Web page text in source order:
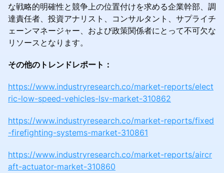
な戦略的明確性と競争上の位置付けを求める企業幹部、調
達責任者、投資アナリスト、コンサルタント、サプライチ
ェーンマネージャー、および政策関係者にとって不可欠な
リソースとなります。
その他のトレンドレポート：
https://www.industryresearch.co/market-reports/elect
ric-low-speed-vehicles-lsv-market-310862
https://www.industryresearch.co/market-reports/fixed
-firefighting-systems-market-310861
https://www.industryresearch.co/market-reports/aircr
aft-actuator-market-310860